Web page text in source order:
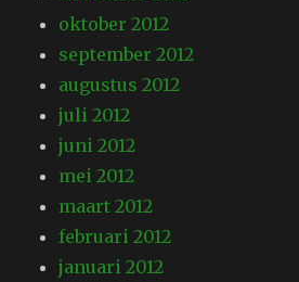
oktober 2012
september 2012
augustus 2012
juli 2012
juni 2012
mei 2012
maart 2012
februari 2012
januari 2012